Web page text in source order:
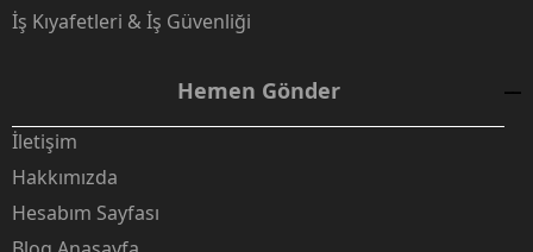
İş Kıyafetleri & İş Güvenliği
Hemen Gönder
İletişim
Hakkımızda
Hesabım Sayfası